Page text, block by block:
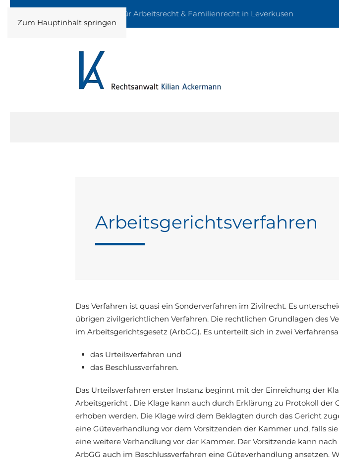
Zum Hauptinhalt springen
Fachanwalt für Arbeitsrecht & Familienrecht in Leverkusen
Arbeitsgerichtsverfahren
Das Verfahren ist quasi ein Sonderverfahren im Zivilrecht. Es
übrigen zivilgerichtlichen Verfahren. Die rechtlichen Grundlagen des
im Arbeitsgerichtsgesetz (ArbGG). Es unterteilt sich in zwei
das Urteilsverfahren und
das Beschlussverfahren.
Das Urteilsverfahren erster Instanz beginnt mit der Einreichung der
Arbeitsgericht . Die Klage kann auch durch Erklärung zu Protokoll der
erhoben werden. Die Klage wird dem Beklagten durch das Gericht
eine Güteverhandlung vor dem Vorsitzenden der Kammer und, falls
eine weitere Verhandlung vor der Kammer. Der Vorsitzende kann nach
ArbGG auch im Beschlussverfahren eine Güteverhandlung ansetzen.